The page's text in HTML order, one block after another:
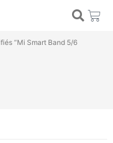
“Mi Smart Band 5/6